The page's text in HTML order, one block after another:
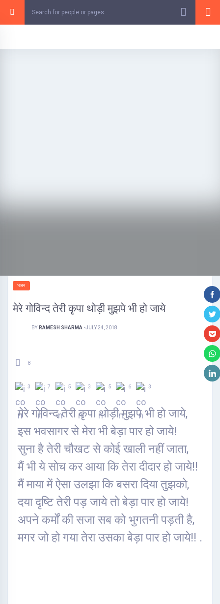
भजन
मेरे गोविन्द तेरी कृपा थोड़ी मुझपे भी हो जाये
BY RAMESH SHARMA -JULY 24, 2018
8
3 7 5 3 5 6 3
मेरे गोविन्द तेरी कृपा थोड़ी मुझपे भी हो जाये,
इस भवसागर से मेरा भी बेड़ा पार हो जाये!
सुना है तेरी चौखट से कोई खाली नहीं जाता,
मैं भी ये सोच कर आया कि तेरा दीदार हो जाये!!
मैं माया में ऐसा उलझा कि बसरा दिया तुझको,
दया दृष्टि तेरी पड़ जाये तो बेड़ा पार हो जाये!
अपने कर्मों की सजा सब को भुगतनी पड़ती है,
मगर जो हो गया तेरा उसका बेड़ा पार हो जाये!! .